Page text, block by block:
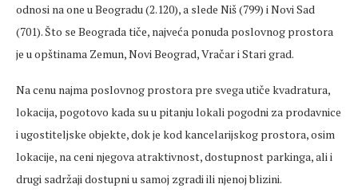
odnosi na one u Beogradu (2.120), a slede Niš (799) i Novi Sad
(701). Što se Beograda tiče, najveća ponuda poslovnog prostora
je u opštinama Zemun, Novi Beograd, Vračar i Stari grad.
Na cenu najma poslovnog prostora pre svega utiče kvadratura,
lokacija, pogotovo kada su u pitanju lokali pogodni za prodavnice
i ugostiteljske objekte, dok je kod kancelarijskog prostora, osim
lokacije, na ceni njegova atraktivnost, dostupnost parkinga, ali i
drugi sadržaji dostupni u samoj zgradi ili njenoj blizini.